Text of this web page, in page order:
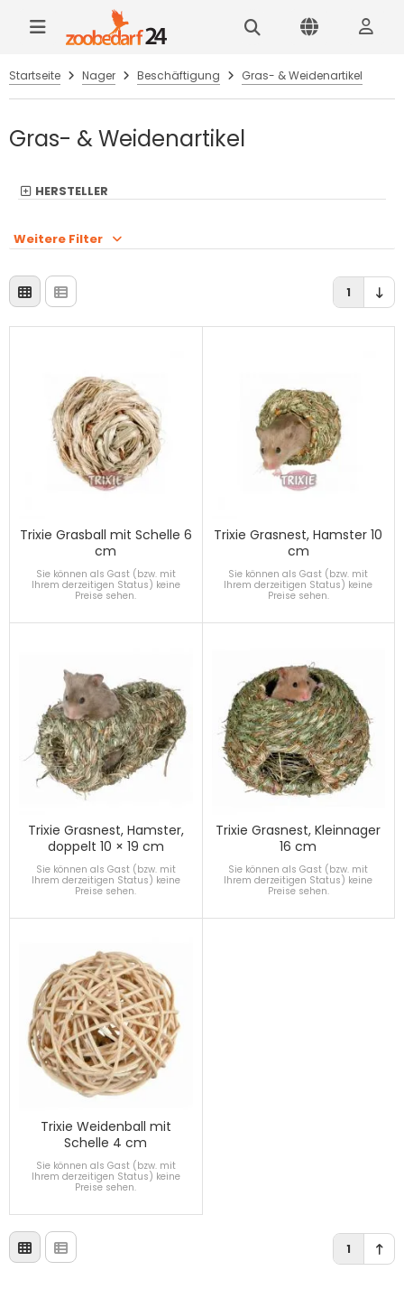
Startseite Nager Beschäftigung Gras- & Weidenartikel
Gras- & Weidenartikel
HERSTELLER
Weitere Filter
1
Trixie Grasball mit Schelle 6
cm
Sie können als Gast (bzw. mit
Ihrem derzeitigen Status) keine
Preise sehen.
Trixie Grasnest, Hamster 10
cm
Sie können als Gast (bzw. mit
Ihrem derzeitigen Status) keine
Preise sehen.
Trixie Grasnest, Hamster,
doppelt 10 × 19 cm
Sie können als Gast (bzw. mit
Ihrem derzeitigen Status) keine
Preise sehen.
Trixie Grasnest, Kleinnager
16 cm
Sie können als Gast (bzw. mit
Ihrem derzeitigen Status) keine
Preise sehen.
Trixie Weidenball mit
Schelle 4 cm
Sie können als Gast (bzw. mit
Ihrem derzeitigen Status) keine
Preise sehen.
1